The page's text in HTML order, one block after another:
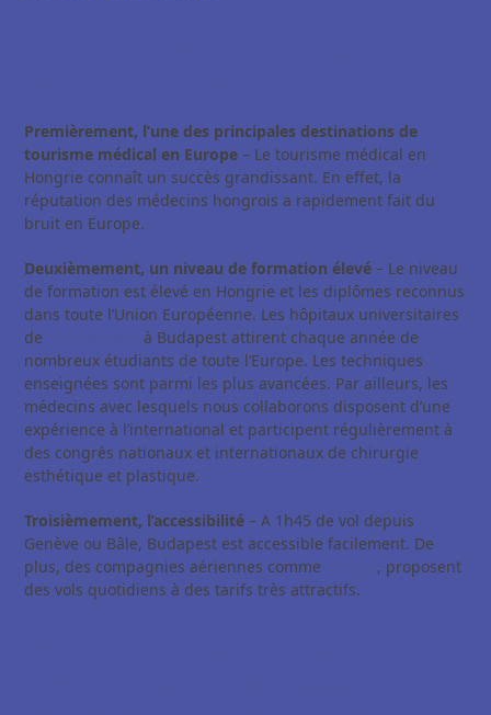
Premièrement, l’une des principales destinations de
tourisme médical en Europe – Le tourisme médical en
Hongrie connaît un succès grandissant. En effet, la
réputation des médecins hongrois a rapidement fait du
bruit en Europe.
Deuxièmement, un niveau de formation élevé – Le niveau
de formation est élevé en Hongrie et les diplômes reconnus
dans toute l’Union Européenne. Les hôpitaux universitaires
de
à Budapest attirent chaque année de
nombreux étudiants de toute l’Europe. Les techniques
enseignées sont parmi les plus avancées. Par ailleurs, les
médecins avec lesquels nous collaborons disposent d’une
expérience à l’international et participent régulièrement à
des congrès nationaux et internationaux de chirurgie
esthétique et plastique.
Troisièmement, l’accessibilité – A 1h45 de vol depuis
Genève ou Bâle, Budapest est accessible facilement. De
plus, des compagnies aériennes comme
, proposent
des vols quotidiens à des tarifs très attractifs.